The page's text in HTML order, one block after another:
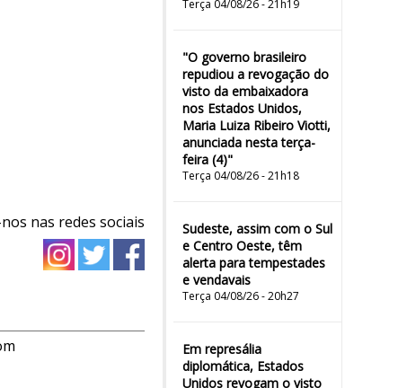
Terça 04/08/26 - 21h19
"O governo brasileiro
repudiou a revogação do
visto da embaixadora
nos Estados Unidos,
Maria Luiza Ribeiro Viotti,
anunciada nesta terça-
feira (4)"
Terça 04/08/26 - 21h18
Sudeste, assim com o Sul
e Centro Oeste, têm
alerta para tempestades
e vendavais
Terça 04/08/26 - 20h27
Em represália
diplomática, Estados
Unidos revogam o visto
nas redes sociais